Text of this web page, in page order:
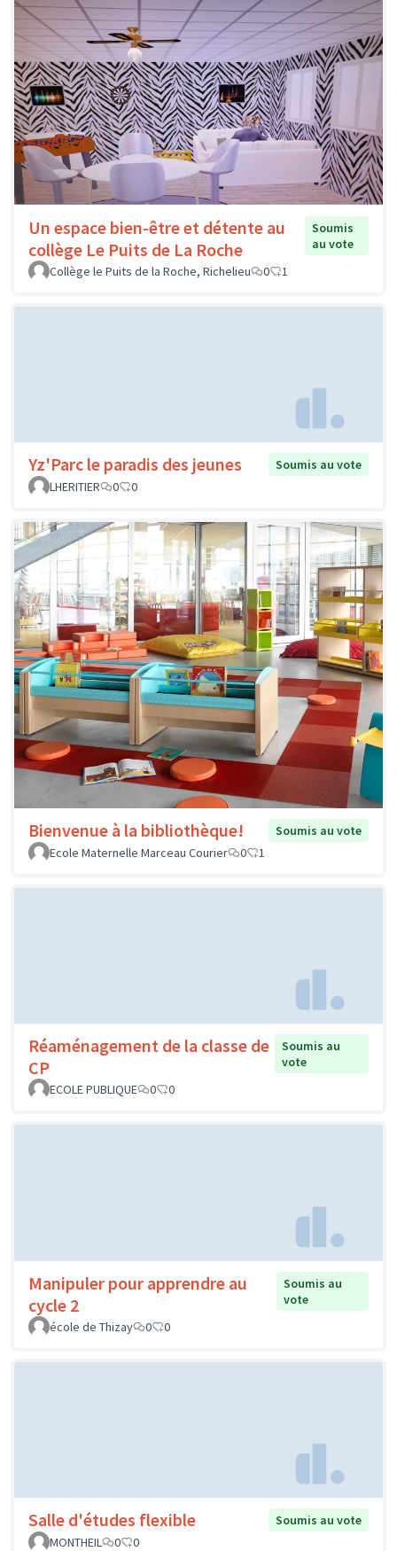
Un espace bien-être et détente au
collège Le Puits de La Roche
Soumis
au vote
Collège le Puits de la Roche, Richelieu
0 1
Yz'Parc le paradis des jeunes
Soumis au vote
LHERITIER
0 0
Bienvenue à la bibliothèque!
Soumis au vote
Ecole Maternelle Marceau Courier
0 1
Réaménagement de la classe de
CP
Soumis au
vote
ECOLE PUBLIQUE
0 0
Manipuler pour apprendre au
cycle 2
Soumis au
vote
école de Thizay
0 0
Salle d'études flexible
Soumis au vote
MONTHEIL
0 0